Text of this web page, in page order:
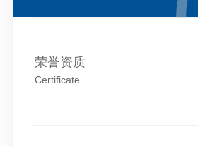
荣誉资质
Certificate